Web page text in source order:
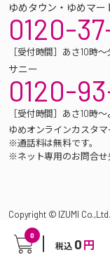
0
税込 0 円
ゆめタウン・ゆめマー
0120-
［受付時間］あさ10時
サニー
0120-
［受付時間］あさ10時
ゆめオンラインカスタ
※通話料は無料です。
※ネット専用のお問合せ
Copyright © IZUMI